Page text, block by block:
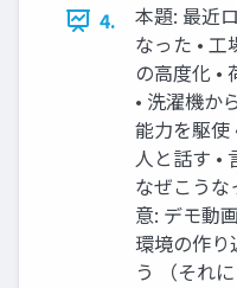
4.
本題: 最近
なった • 工
の高度化 •
• 洗濯機か
能力を駆使
人と話す •
なぜこう
意: デモ動
環境の作り
う （それ